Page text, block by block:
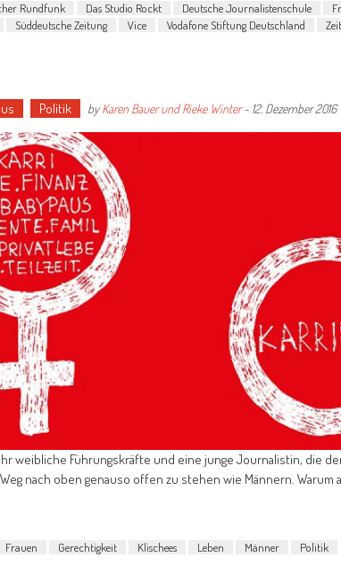
Rundfunk Das Studio Rockt Deutsche Journalistenschule
Süddeutsche Zeitung Vice Vodafone Stiftung Deutschland Zeit
Politik byKaren Bauer und Rieke Winter- 12. Dezember 2016
weibliche Führungskräfte und eine junge Journalistin, die
nach oben genauso offen zu stehen wie Männern.
Frauen Gerechtigkeit Klischees Leben Männer Politik